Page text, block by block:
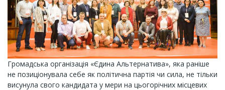
Громадська організація «Єдина Альтернатива», яка раніше
не позиціонувала себе як політична партія чи сила, не тільки
висунула свого кандидата у мери на цьогорічних місцевих